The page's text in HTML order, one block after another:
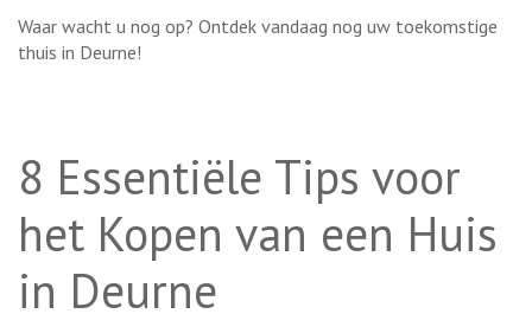
Waar wacht u nog op? Ontdek vandaag nog uw toekomstige
thuis in Deurne!
8 Essentiële Tips voor
het Kopen van een Huis
in Deurne